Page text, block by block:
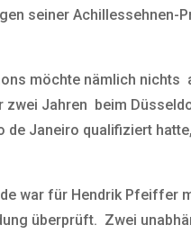
seiner Achillessehnen-
möchte nämlich
zwei Jahren beim
de Janeiro qualifiziert
war für Hendrik Pfeiffer
überprüft. Zwei